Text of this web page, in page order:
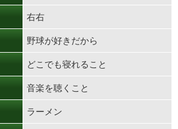
右右
野球が好きだから
どこでも寝れること
音楽を聴くこと
ラーメン